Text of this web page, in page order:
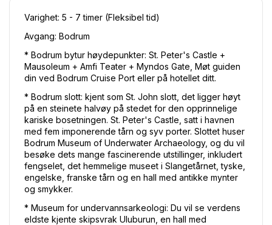
Varighet: 5 - 7 timer (Fleksibel tid)
Avgang: Bodrum
* Bodrum bytur høydepunkter: St. Peter's Castle +
Mausoleum + Amfi Teater + Myndos Gate, Møt guiden
din ved Bodrum Cruise Port eller på hotellet ditt.
* Bodrum slott: kjent som St. John slott, det ligger høyt
på en steinete halvøy på stedet for den opprinnelige
kariske bosetningen. St. Peter's Castle, satt i havnen
med fem imponerende tårn og syv porter. Slottet huser
Bodrum Museum of Underwater Archaeology, og du vil
besøke dets mange fascinerende utstillinger, inkludert
fengselet, det hemmelige museet i Slangetårnet, tyske,
engelske, franske tårn og en hall med antikke mynter
og smykker.
* Museum for undervannsarkeologi: Du vil se verdens
eldste kjente skipsvrak Uluburun, en hall med